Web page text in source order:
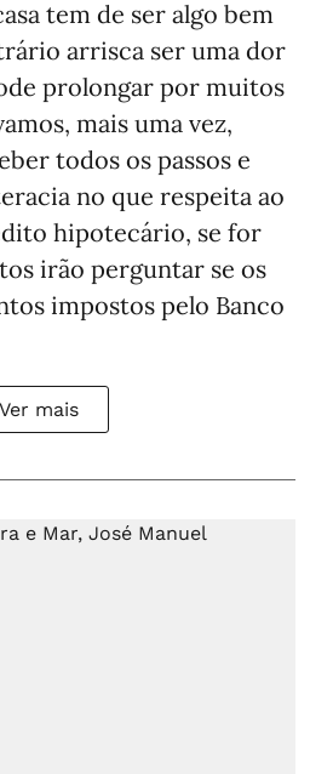
tem de ser algo bem
arrisca ser uma dor
prolongar por muitos
mais uma vez,
todos os passos e
no que respeita ao
hipotecário, se for
irão perguntar se os
impostos pelo Banco
Ver mais